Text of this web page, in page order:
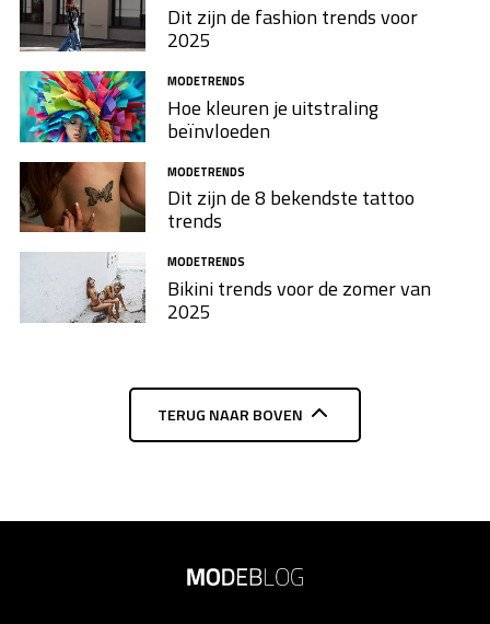
Dit zijn de fashion trends voor
2025
MODETRENDS
Hoe kleuren je uitstraling
beïnvloeden
MODETRENDS
Dit zijn de 8 bekendste tattoo
trends
MODETRENDS
Bikini trends voor de zomer van
2025
TERUG NAAR BOVEN